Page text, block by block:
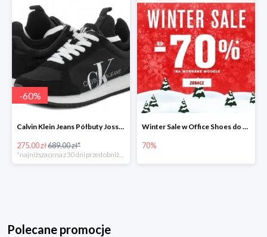
-60%
Calvin Klein Jeans Półbuty Josslyn -60%
275.00 zł689.00 zł*
Winter Sale w Office Shoes do -70%
70%
Polecane promocje